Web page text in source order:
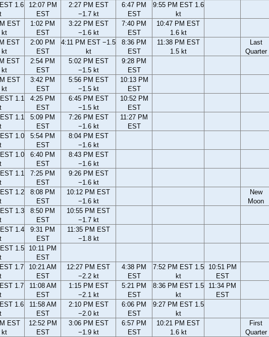
1.6
12:07 PM
EST
2:27 PM EST
−1.7 kt
6:47 PM
EST
9:55 PM EST 1.6
kt
EST
kt
1:02 PM
EST
3:22 PM EST
−1.6 kt
7:40 PM
EST
10:47 PM EST
1.6 kt
EST
kt
2:00 PM
EST
4:11 PM EST −1.5
kt
8:36 PM
EST
11:38 PM EST
1.5 kt
Last
Quarter
EST
kt
2:54 PM
EST
5:02 PM EST
−1.5 kt
9:28 PM
EST
EST
kt
3:42 PM
EST
5:56 PM EST
−1.5 kt
10:13 PM
EST
1.1
4:25 PM
EST
6:45 PM EST
−1.5 kt
10:52 PM
EST
1.1
5:09 PM
EST
7:26 PM EST
−1.6 kt
11:27 PM
EST
1.0
5:54 PM
EST
8:04 PM EST
−1.6 kt
1.0
6:40 PM
EST
8:43 PM EST
−1.6 kt
1.1
7:25 PM
EST
9:26 PM EST
−1.6 kt
1.2
8:08 PM
EST
10:12 PM EST
−1.6 kt
New
Moon
1.3
8:50 PM
EST
10:55 PM EST
−1.7 kt
1.4
9:31 PM
EST
11:35 PM EST
−1.8 kt
1.5
10:11 PM
EST
1.7
10:21 AM
EST
12:27 PM EST
−2.2 kt
4:38 PM
EST
7:52 PM EST 1.5
kt
10:51 PM
EST
1.7
11:08 AM
EST
1:15 PM EST
−2.1 kt
5:21 PM
EST
8:36 PM EST 1.5
kt
11:34 PM
EST
1.6
11:58 AM
EST
2:10 PM EST
−2.0 kt
6:06 PM
EST
9:27 PM EST 1.5
kt
EST
kt
12:52 PM
EST
3:06 PM EST
−1.9 kt
6:57 PM
EST
10:21 PM EST
1.6 kt
First
Quarter